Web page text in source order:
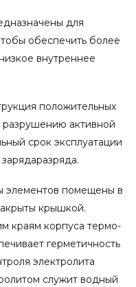
для
обеспечить более
внутреннее
положительных
разрушению активной
срок эксплуатации
элементов помещены в
крышкой.
краям корпуса термо-
герметичность
электролита
служит водный